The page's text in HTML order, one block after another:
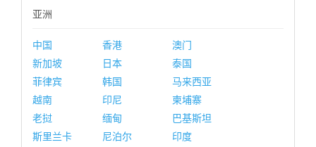
亚洲
中国 香港
澳门
新加坡
日本
泰国
菲律宾
韩国
马来西亚
越南
印尼
柬埔寨
老挝
缅甸
巴基斯坦
斯里兰卡
尼泊尔
印度